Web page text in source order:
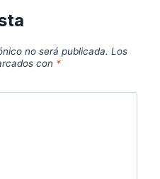
no será publicada. Los
con *